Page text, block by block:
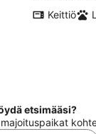
Keittiö
etsimääsi?